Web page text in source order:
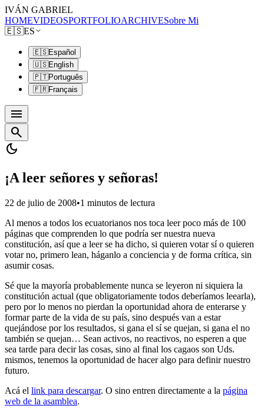
IVÁN GABRIEL
HOMEVIDEOSPORTFOLIOARCHIVESobre Mi
🇪🇸ES
🇪🇸Español
🇺🇸English
🇵🇹Português
🇫🇷Français
menu
search
dark_mode
¡A leer señores y señoras!
22 de julio de 2008•1 minutos de lectura
Al menos a todos los ecuatorianos nos toca leer poco más de 100
páginas que comprenden lo que podría ser nuestra nueva
constitución, así que a leer se ha dicho, si quieren votar sí o quieren
votar no, primero lean, háganlo a conciencia y de forma crítica, sin
asumir cosas.
Sé que la mayoría probablemente nunca se leyeron ni siquiera la
constitución actual (que obligatoriamente todos deberíamos leearla),
pero por lo menos no pierdan la oportunidad ahora de enterarse y
formar parte de la vida de su país, sino después van a estar
quejándose por los resultados, si gana el sí se quejan, si gana el no
también se quejan… Sean activos, no reactivos, no esperen a que
sea tarde para decir las cosas, sino al final los cagaos son Uds.
mismos, tenemos la oportunidad de hacer algo para definir nuestro
futuro.
Acá el link para descargar. O sino entren directamente a la página
web de la asamblea.